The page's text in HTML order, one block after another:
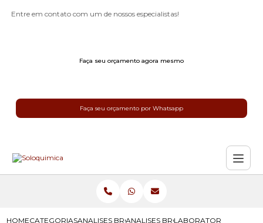
Entre em contato com um de nossos especialistas!
Faça seu orçamento agora mesmo
Faça seu orçamento por Whatsapp
HOMECATEGORIASANALISES BROMATOLOGICAS
ANALISES BROMATOLOGICAS PARA
LABORATORIO QUE